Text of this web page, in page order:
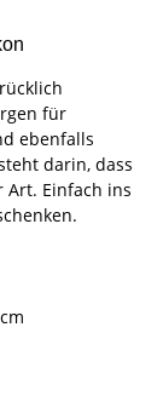
für
ebenfalls
darin, dass
Art. Einfach ins